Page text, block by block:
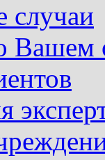
случаи
Вашем